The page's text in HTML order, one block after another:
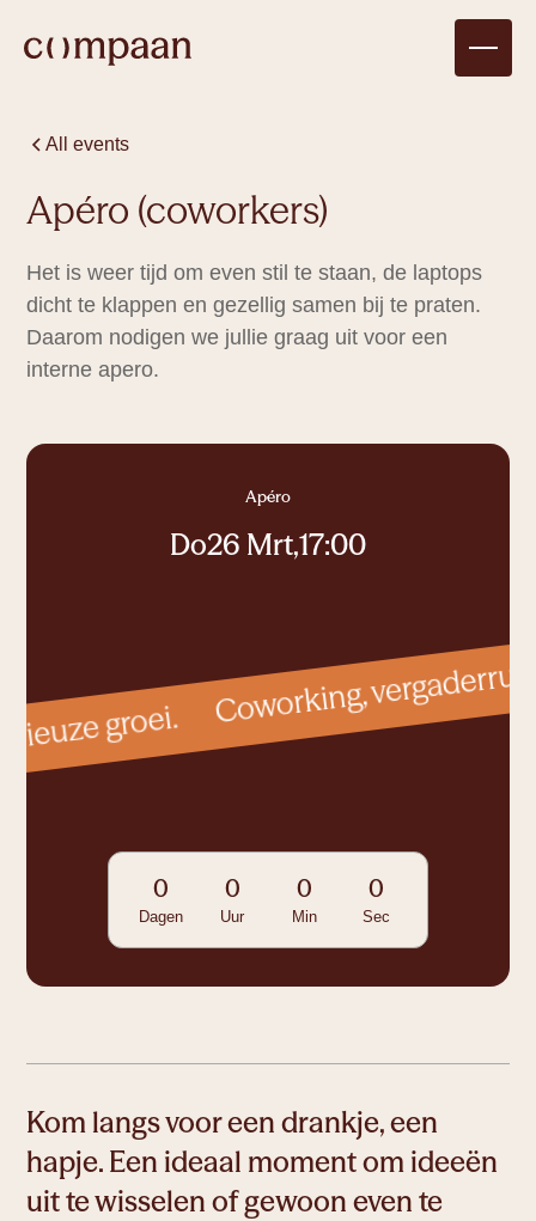
Colab
1 tot 5personen
Connect
Ruimte om te connecteren
There are no upcoming events for
All events
Apéro (coworkers)
Het is weer tijd om even stil te staan, de laptops
dicht te klappen en gezellig samen bij te praten.
Daarom nodigen we jullie graag uit voor een
interne apero.
Apéro
Do26 Mrt,17:00
groei.
Coworking,
0
Dagen
0
Uur
0
Min
0
Sec
Kom langs voor een drankje, een
hapje. Een ideaal moment om ideeën
uit te wisselen of gewoon even te